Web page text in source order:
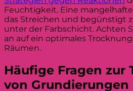
Feuchtigkeit. Eine
das Streichen und begünstigt
unter der Farbschicht. Achten
an auf ein optimales
Räumen.
Häufige Fragen zur
von Grundierungen